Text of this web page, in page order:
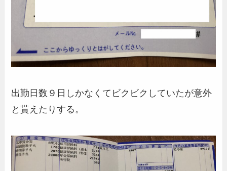
出勤日数９日しかなくてビクビクしていたが意外
と貰えたりする。